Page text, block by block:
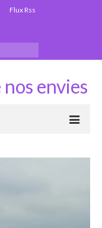
Flux Rss
envies